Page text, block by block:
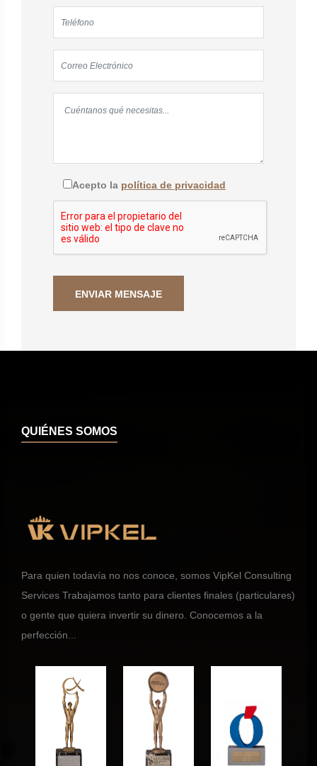
Acepto la política de privacidad
QUIÉNES SOMOS
Para quien todavía no nos conoce, somos VipKel Consulting
Services Trabajamos tanto para clientes finales (particulares)
o gente que quiera invertir su dinero. Conocemos a la
perfección...